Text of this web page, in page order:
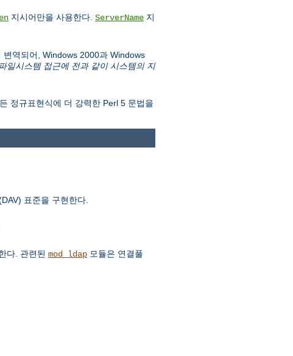
지시어만을 사용한다. ServerName 지
역되어, Windows 2000과 Windows
일시스템 접근에 전과 같이 시스템의 지
정규표현식에 더 강력한 Perl 5 문법을
표준을 구현한다.
다. 관련된 mod_ldap 모듈은 연결풀